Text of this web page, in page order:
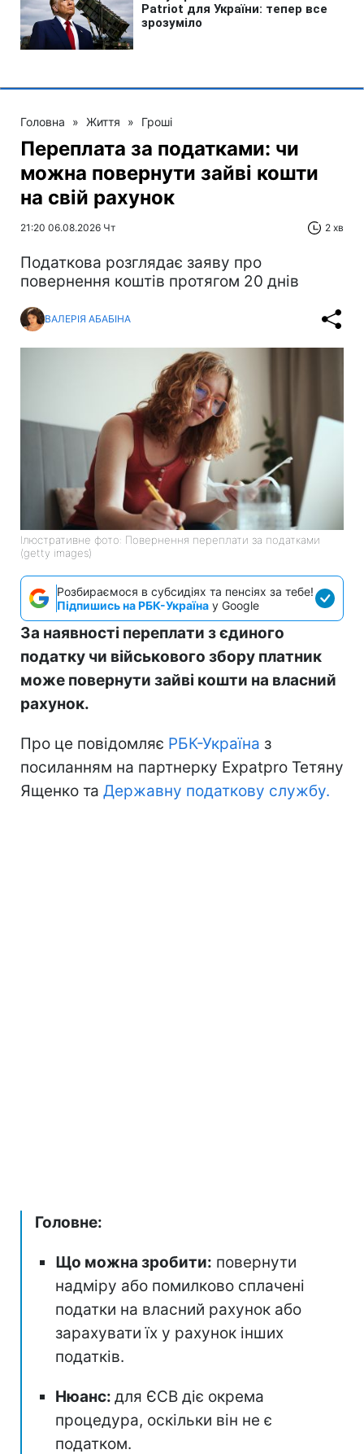
Головна » Життя » Гроші
Переплата за податками: чи
можна повернути зайві кошти
на свій рахунок
21:20 06.08.2026 Чт 2 хв
Податкова розглядає заяву про
повернення коштів протягом 20 днів
ВАЛЕРІЯ АБАБІНА
Ілюстративне фото: Повернення переплати за податками
(getty images)
Розбираємося в субсидіях та пенсіях за тебе!
Підпишись на РБК-Україна у Google
За наявності переплати з єдиного
податку чи військового збору платник
може повернути зайві кошти на власний
рахунок.
Про це повідомляє РБК-Україна з
посиланням на партнерку Expatpro Тетяну
Ященко та Державну податкову службу.
Головне:
Що можна зробити: повернути
надміру або помилково сплачені
податки на власний рахунок або
зарахувати їх у рахунок інших
податків.
Нюанс: для ЄСВ діє окрема
процедура, оскільки він не є
податком.